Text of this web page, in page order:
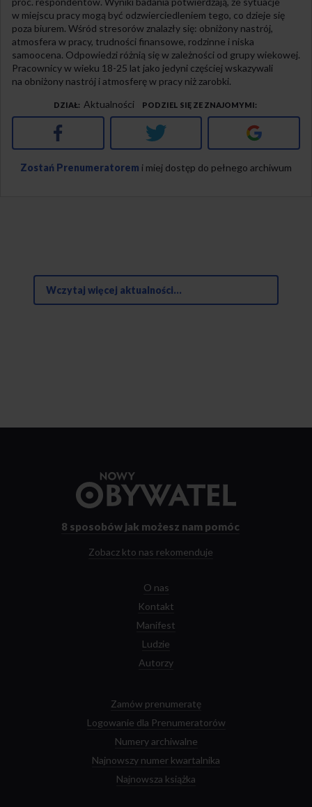
w miejscu pracy mogą być odzwierciedleniem tego, co dzieje się
poza biurem. Wśród stresorów znalazły się: obniżony nastrój,
atmosfera w pracy, trudności finansowe, rodzinne i niska
samoocena. Odpowiedzi różnią się w zależności od grupy wiekowej.
Pracownicy w wieku 18-25 lat jako jedyni częściej wskazywali
na obniżony nastrój i atmosferę w pracy niż zarobki.
DZIAŁ Aktualności PODZIEL SIĘ ZE ZNAJOMYMI
Facebook Twitter Google+
Zostań Prenumeratorem i miej dostęp do pełnego archiwum
Wczytaj więcej aktualności...
strony
8 sposobów jak możesz nam pomóc
Zobacz kto nas rekomenduje
O nas
Kontakt
Manifest
Ludzie
Autorzy
Zamów prenumeratę
Logowanie dla Prenumeratorów
Numery archiwalne
Najnowszy numer kwartalnika
Najnowsza książka